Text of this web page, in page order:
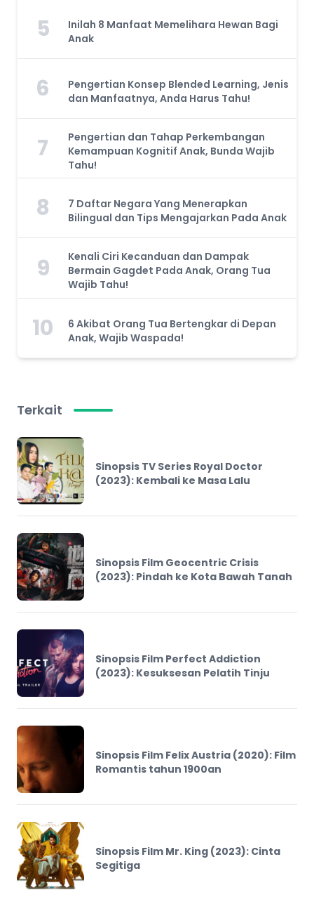
5
Inilah 8 Manfaat Memelihara Hewan Bagi
Anak
6
Pengertian Konsep Blended Learning, Jenis
dan Manfaatnya, Anda Harus Tahu!
7
Pengertian dan Tahap Perkembangan
Kemampuan Kognitif Anak, Bunda Wajib
Tahu!
8
7 Daftar Negara Yang Menerapkan
Bilingual dan Tips Mengajarkan Pada Anak
9
Kenali Ciri Kecanduan dan Dampak
Bermain Gagdet Pada Anak, Orang Tua
Wajib Tahu!
10
6 Akibat Orang Tua Bertengkar di Depan
Anak, Wajib Waspada!
Terkait
Sinopsis TV Series Royal Doctor
(2023): Kembali ke Masa Lalu
Sinopsis Film Geocentric Crisis
(2023): Pindah ke Kota Bawah Tanah
Sinopsis Film Perfect Addiction
(2023): Kesuksesan Pelatih Tinju
Sinopsis Film Felix Austria (2020): Film
Romantis tahun 1900an
Sinopsis Film Mr. King (2023): Cinta
Segitiga